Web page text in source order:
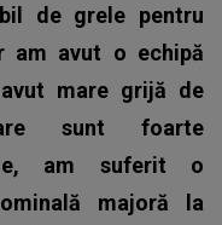
de grele pentru
am avut o echipă
mare grijă de
sunt foarte
am suferit o
majoră la